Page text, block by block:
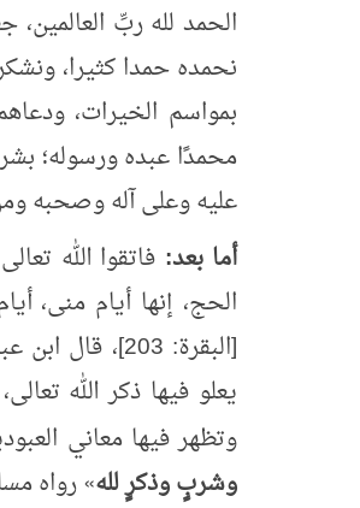
الحمد لله ربِّ العالمين،
نحمده حمدا كثيرا،
بمواسم الخيرات،
محمدًا عبده ورسوله؛
عليه وعلى آله وصحبه
أما بعد: فاتقوا الله
الحج، إنها أيام منى،
[البقرة: 203]، قال ابن عباس رضي الله عنهما:
يعلو فيها ذكر الله
وتظهر فيها معاني
وشربٍ وذكرٍ لله»رواه